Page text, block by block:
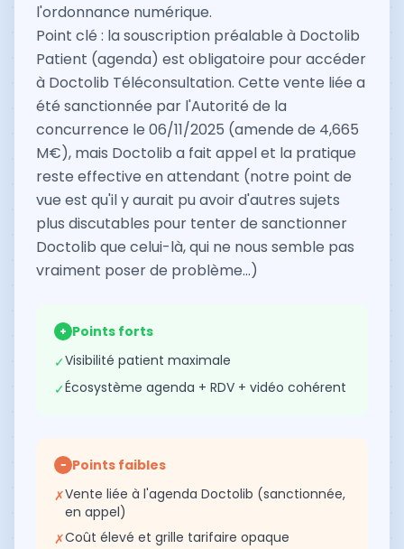
l'ordonnance numérique.
Point clé : la souscription préalable à Doctolib
Patient (agenda) est obligatoire pour accéder
à Doctolib Téléconsultation. Cette vente liée a
été sanctionnée par l'Autorité de la
concurrence le 06/11/2025 (amende de 4,665
M€), mais Doctolib a fait appel et la pratique
reste effective en attendant (notre point de
vue est qu'il y aurait pu avoir d'autres sujets
plus discutables pour tenter de sanctionner
Doctolib que celui-là, qui ne nous semble pas
vraiment poser de problème...)
+ Points forts
✓Visibilité patient maximale
✓Écosystème agenda + RDV + vidéo cohérent
− Points faibles
✗Vente liée à l'agenda Doctolib (sanctionnée,
en appel)
✗Coût élevé et grille tarifaire opaque